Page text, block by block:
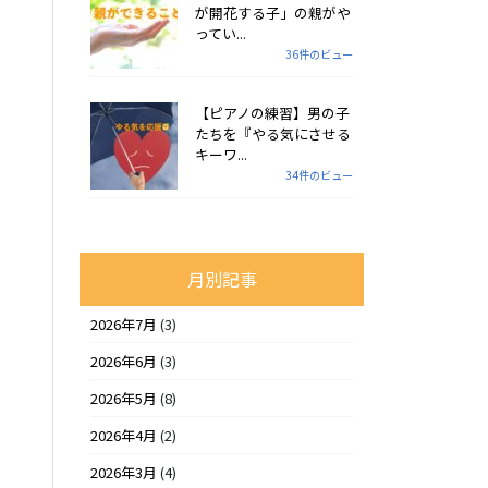
が開花する子」の親がや
ってい...
36件のビュー
【ピアノの練習】男の子
たちを『やる気にさせる
キーワ...
34件のビュー
月別記事
2026年7月 (3)
2026年6月 (3)
2026年5月 (8)
2026年4月 (2)
2026年3月 (4)